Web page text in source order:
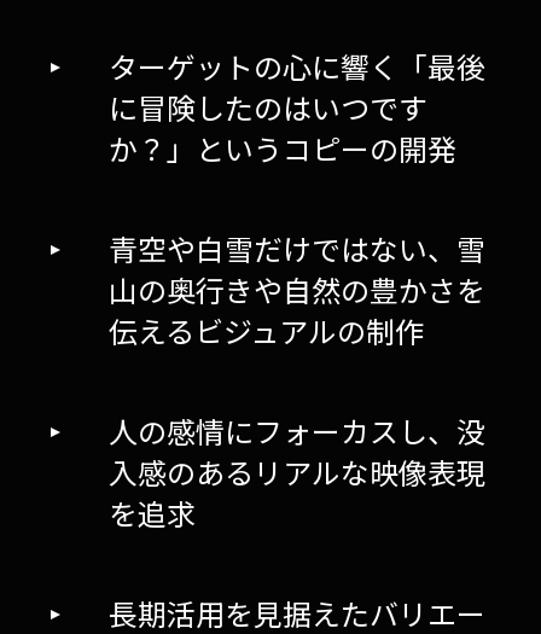
ターゲットの心に響く「最後
に冒険したのはいつです
か？」というコピーの開発
青空や白雪だけではない、雪
山の奥行きや自然の豊かさを
伝えるビジュアルの制作
人の感情にフォーカスし、没
入感のあるリアルな映像表現
を追求
長期活用を見据えたバリエー